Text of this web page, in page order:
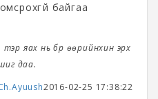
байгаа
яах нь бүр өөрийнхин эрх
даа.
2016-02-25 17:38:22